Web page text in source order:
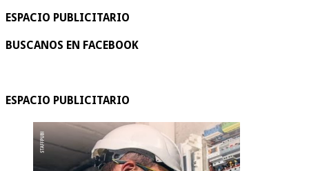
ESPACIO PUBLICITARIO
BUSCANOS EN FACEBOOK
ESPACIO PUBLICITARIO